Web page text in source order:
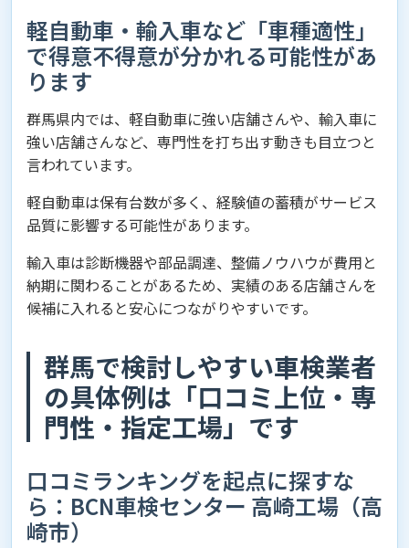
軽自動車・輸入車など「車種適性」
で得意不得意が分かれる可能性があ
ります
群馬県内では、軽自動車に強い店舗さんや、輸入車に
強い店舗さんなど、専門性を打ち出す動きも目立つと
言われています。
軽自動車は保有台数が多く、経験値の蓄積がサービス
品質に影響する可能性があります。
輸入車は診断機器や部品調達、整備ノウハウが費用と
納期に関わることがあるため、実績のある店舗さんを
候補に入れると安心につながりやすいです。
群馬で検討しやすい車検業者
の具体例は「口コミ上位・専
門性・指定工場」です
口コミランキングを起点に探すな
ら：BCN車検センター 高崎工場（高
崎市）